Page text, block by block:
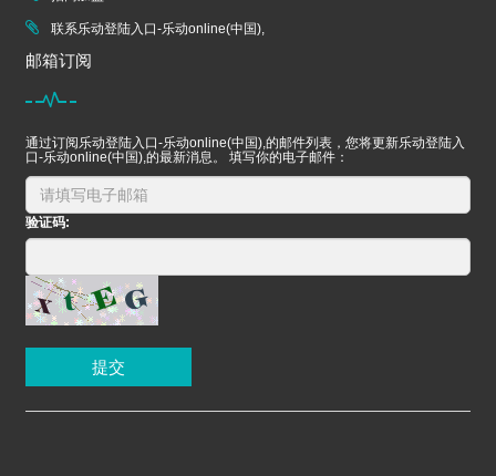
联系乐动登陆入口-乐动online(中国),
邮箱订阅
通过订阅乐动登陆入口-乐动online(中国),的邮件列表，您将更新乐动登陆入
口-乐动online(中国),的最新消息。 填写你的电子邮件：
验证码:
提交